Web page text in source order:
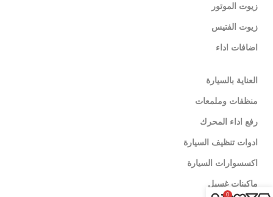
زيوت الموتور
زيوت الفتيس
اضافات اداء
العناية بالسيارة
منظفات وملمعات
رفع اداء المحرك
ادوات تنظيف السيارة
اكسسوارات السيارة
ماكينات غسيل
0